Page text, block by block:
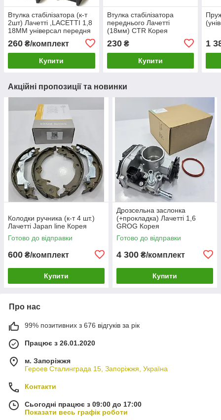
Втулка стабілізатора (к-т
2шт) Лачетті ,LACETTI 1,8
18ММ універсал передня
260 ₴/комплект
Купити
Втулка стабілізатора
переднього Лачетті
(18мм) CTR Корея
230₴
Купити
1
Акційні пропозиції та новинки
Колодки ручника (к-т 4 шт.)
Лачетті Japan line Корея
Готово до відправки
600 ₴/комплект
Купити
Дрозсельна заслонка
(+прокладка) Лачетті 1,6
GROG Корея
Готово до відправки
4 300 ₴/комплект
Купити
Про нас
99% позитивних з 676 відгуків за рік
Працює з 26.01.2020
м. Запоріжжя
Героев Сталинграда 15, Запоріжжя, Україна
Контакти
Сьогодні працює з 09:00 до 17:00
Показати весь графік роботи